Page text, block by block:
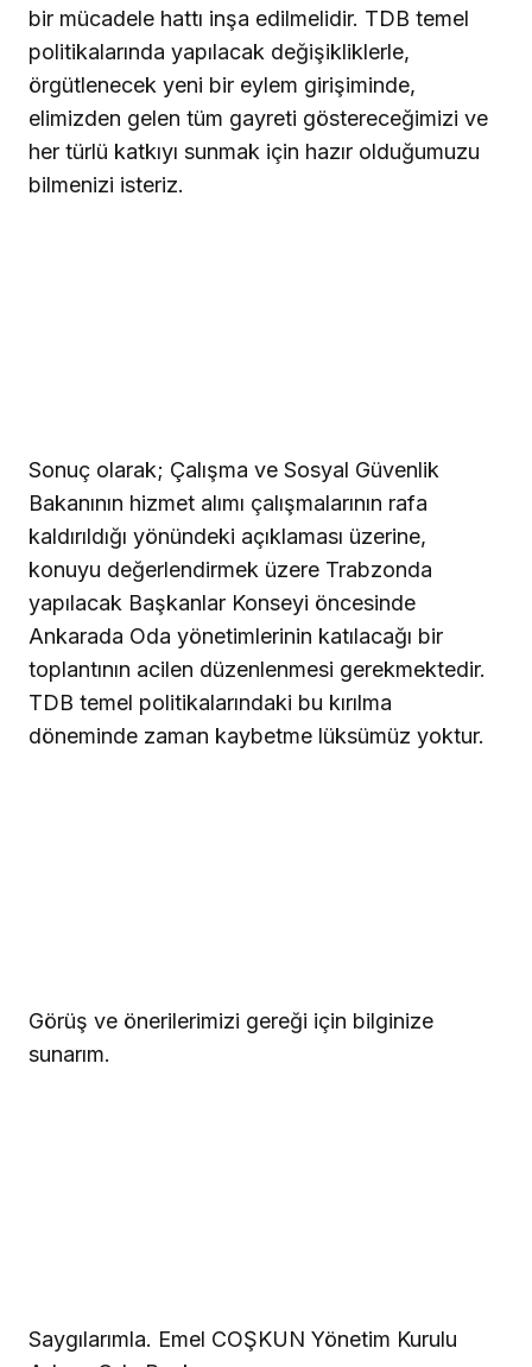
bir mücadele hattı inşa edilmelidir. TDB temel
politikalarında yapılacak değişikliklerle,
örgütlenecek yeni bir eylem girişiminde,
elimizden gelen tüm gayreti göstereceğimizi ve
her türlü katkıyı sunmak için hazır olduğumuzu
bilmenizi isteriz.
Sonuç olarak; Çalışma ve Sosyal Güvenlik
Bakanının hizmet alımı çalışmalarının rafa
kaldırıldığı yönündeki açıklaması üzerine,
konuyu değerlendirmek üzere Trabzonda
yapılacak Başkanlar Konseyi öncesinde
Ankarada Oda yönetimlerinin katılacağı bir
toplantının acilen düzenlenmesi gerekmektedir.
TDB temel politikalarındaki bu kırılma
döneminde zaman kaybetme lüksümüz yoktur.
Görüş ve önerilerimizi gereği için bilginize
sunarım.
Saygılarımla. Emel COŞKUN Yönetim Kurulu